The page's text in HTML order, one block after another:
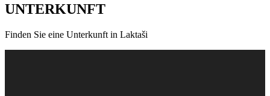
UNTERKUNFT
Finden Sie eine Unterkunft in Laktaši